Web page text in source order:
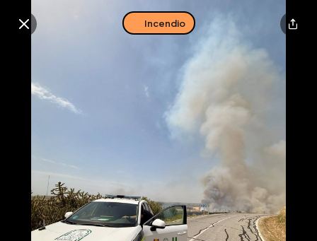
Buscar en esta zona
Incendio